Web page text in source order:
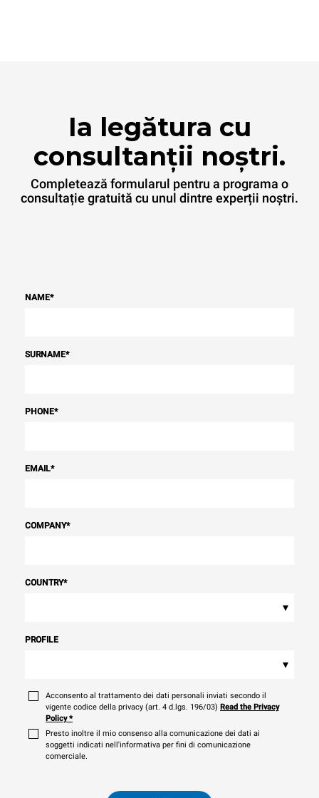
Ia legătura cu
consultanții noștri.
Completează formularul pentru a programa o
consultație gratuită cu unul dintre experții noștri.
NAME*
SURNAME*
PHONE*
EMAIL*
COMPANY*
COUNTRY*
▾
PROFILE
▾
Acconsento al trattamento dei dati personali inviati secondo il
vigente codice della privacy (art. 4 d.lgs. 196/03) Read the Privacy
Policy*
Presto inoltre il mio consenso alla comunicazione dei dati ai
soggetti indicati nell'informativa per fini di comunicazione
comerciale.